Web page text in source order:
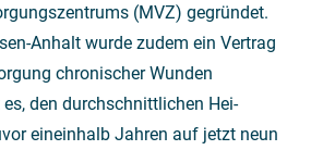
(MVZ) gegründet.
Anhalt wurde zudem ein Vertrag
chronischer Wunden
den durchschnittlichen Hei­
eineinhalb Jahren auf jetzt neun